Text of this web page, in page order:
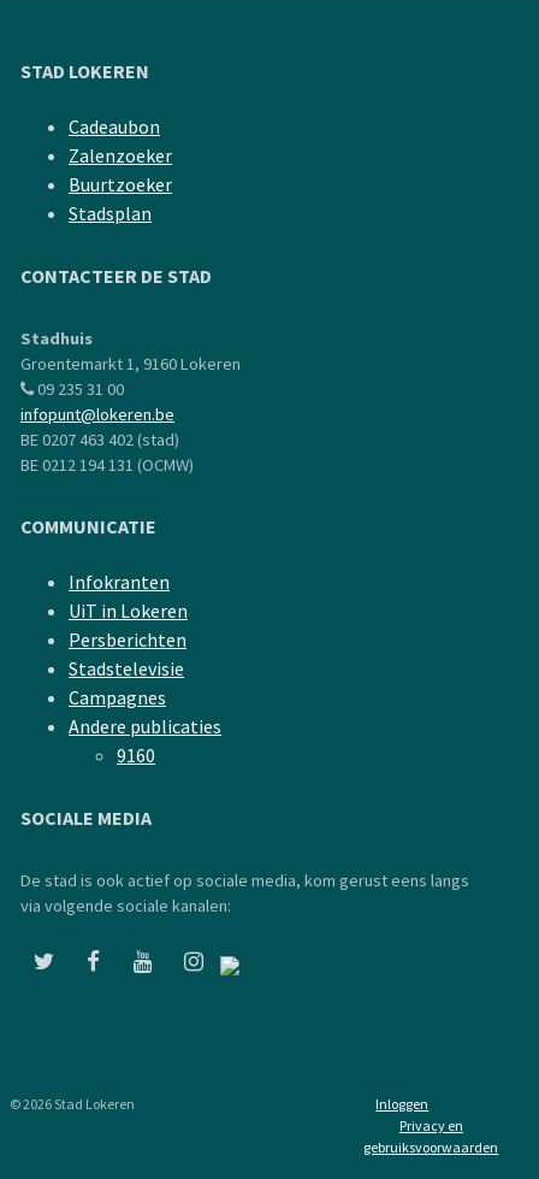
STAD LOKEREN
Cadeaubon
Zalenzoeker
Buurtzoeker
Stadsplan
CONTACTEER DE STAD
Stadhuis
Groentemarkt 1, 9160 Lokeren
09 235 31 00
infopunt@lokeren.be
BE 0207 463 402 (stad)
BE 0212 194 131 (OCMW)
COMMUNICATIE
Infokranten
UiT in Lokeren
Persberichten
Stadstelevisie
Campagnes
Andere publicaties
9160
SOCIALE MEDIA
De stad is ook actief op sociale media, kom gerust eens langs
via volgende sociale kanalen:
© 2026 Stad Lokeren
Inloggen
Privacy en
gebruiksvoorwaarden